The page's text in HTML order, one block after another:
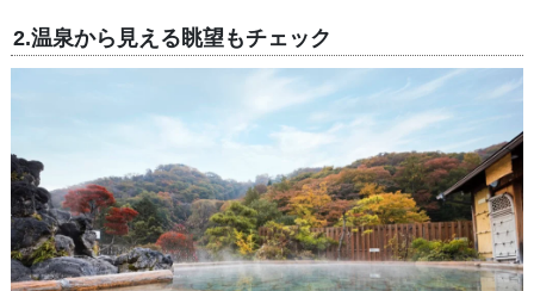
2.温泉から見える眺望もチェック